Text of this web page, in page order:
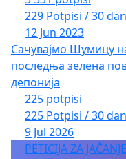
229 Potpisi / 30
12 Jun 2023
Сачувајмо Шумицу
последња зелена
депонија
225 potpisi
225 Potpisi / 30
9 Jul 2026
PETICIJA ZA